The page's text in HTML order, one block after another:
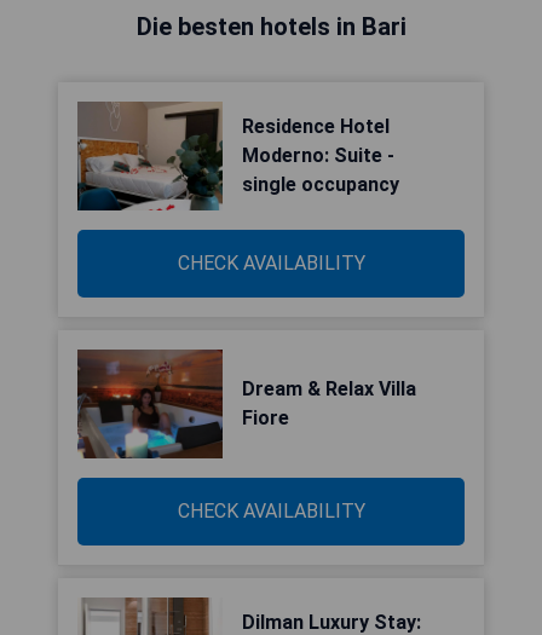
Die besten hotels in Bari
Residence Hotel
Moderno: Suite -
single occupancy
CHECK AVAILABILITY
Dream & Relax Villa
Fiore
CHECK AVAILABILITY
Dilman Luxury Stay: